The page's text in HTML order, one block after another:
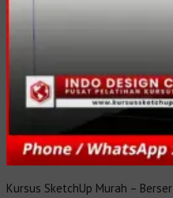
Kursus SketchUp Murah –